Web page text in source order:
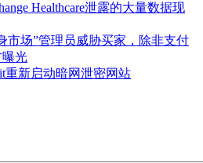
Healthcare泄露的大量数据现
市场”管理员威胁买家，除非支付
光
重新启动暗网泄密网站